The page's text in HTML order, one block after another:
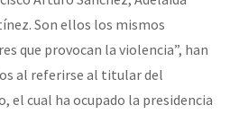
Son ellos los mismos
que provocan la violencia”, han
al referirse al titular del
el cual ha ocupado la presidencia